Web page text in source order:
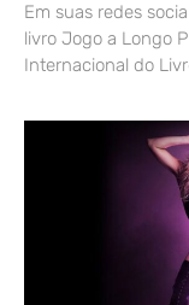
Em suas redes
livro Jogo a Longo
Internacional do